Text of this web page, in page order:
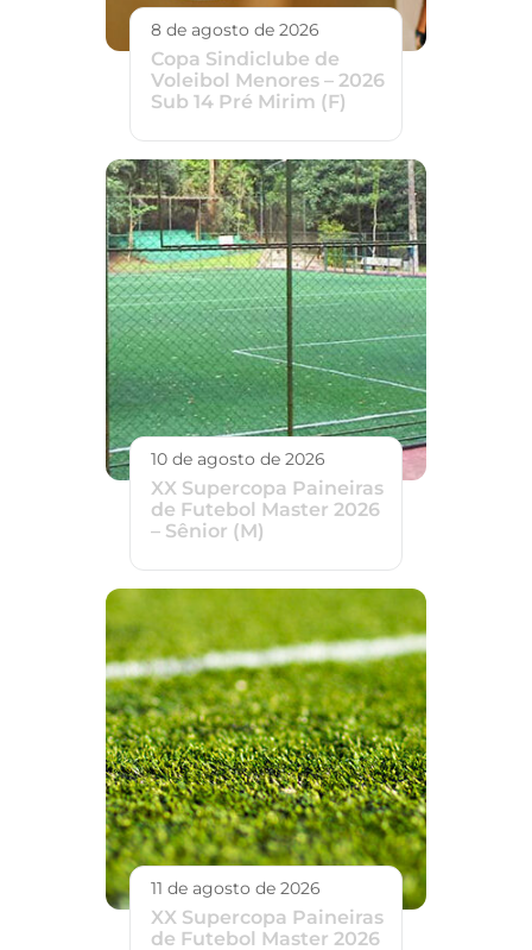
8 de agosto de 2026
Copa Sindiclube de
Voleibol Menores – 2026
Sub 14 Pré Mirim (F)
10 de agosto de 2026
XX Supercopa Paineiras
de Futebol Master 2026
– Sênior (M)
11 de agosto de 2026
XX Supercopa Paineiras
de Futebol Master 2026